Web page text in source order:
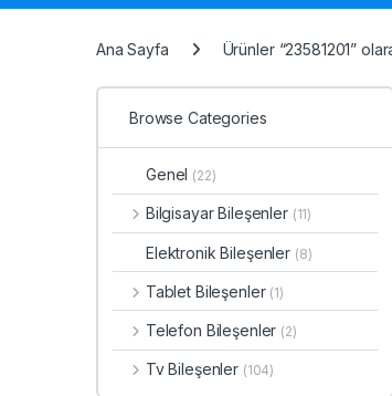
Ana Sayfa Ürünler “23581201”
Browse Categories
Genel (22)
Bilgisayar Bileşenler (11)
Elektronik Bileşenler (8)
Tablet Bileşenler (1)
Telefon Bileşenler (2)
Tv Bileşenler (104)